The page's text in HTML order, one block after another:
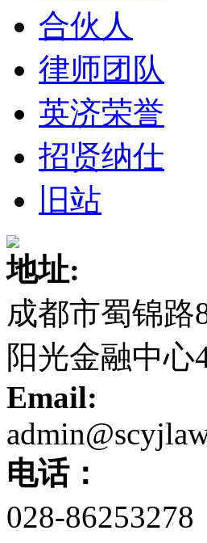
合伙人
律师团队
英济荣誉
招贤纳仕
旧站
地址:
成都市蜀锦路
阳光金融中心
Email:
电话：
028-86253278